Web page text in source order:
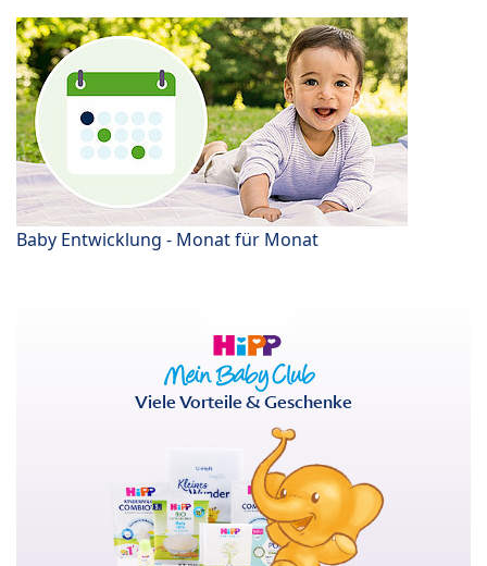
Baby Entwicklung - Monat für Monat
Viele Vorteile & Geschenke